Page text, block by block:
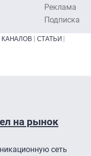
Реклама
Подписка
СТАТЬИ
на рынок
сеть